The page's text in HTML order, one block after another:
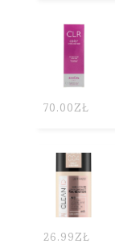
70.00ZŁ
26.99ZŁ